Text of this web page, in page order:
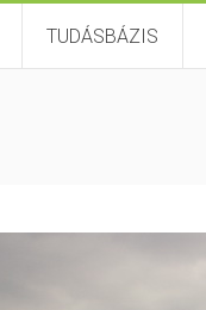
TUDÁSBÁZIS